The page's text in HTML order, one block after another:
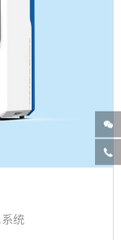
统

